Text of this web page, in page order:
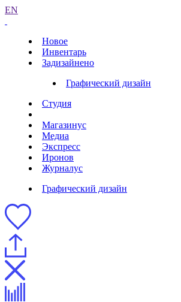
EN
Новое
Инвентарь
Задизайнено
Графический дизайн
Студия
Магазинус
Медиа
Экспресс
Иронов
Журналус
Графический дизайн